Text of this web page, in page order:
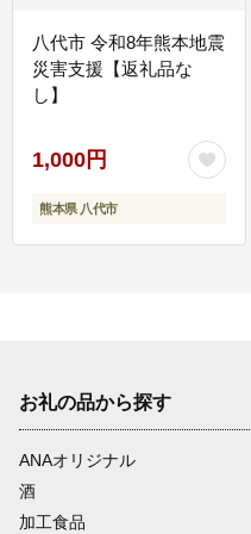
八代市 令和8年熊本地震
災害支援【返礼品な
し】
1,000円
熊本県 八代市
お礼の品から探す
ANAオリジナル
酒
加工食品